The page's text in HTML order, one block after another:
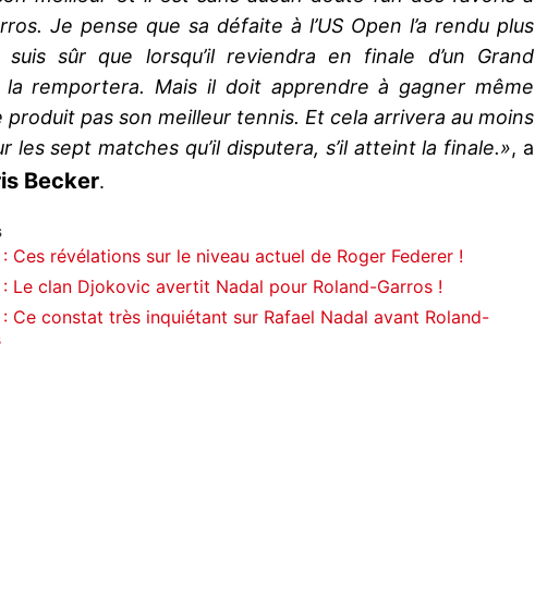
Je pense que sa défaite à l’US Open l’a rendu plus
sûr que lorsqu’il reviendra en finale d’un Grand
la remportera. Mais il doit apprendre à gagner même
produit pas son meilleur tennis. Et cela arrivera au moins
les sept matches qu’il disputera, s’il atteint la finale.», a
Becker.
: Ces révélations sur le niveau actuel de Roger Federer !
: Le clan Djokovic avertit Nadal pour Roland-Garros !
: Ce constat très inquiétant sur Rafael Nadal avant Roland-